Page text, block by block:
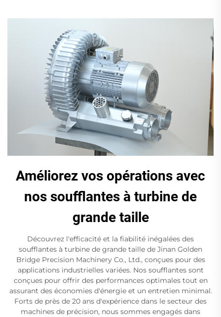
Améliorez vos opérations avec
nos soufflantes à turbine de
grande taille
Découvrez l'efficacité et la fiabilité inégalées des
soufflantes à turbine de grande taille de Jinan Golden
Bridge Precision Machinery Co., Ltd., conçues pour des
applications industrielles variées. Nos soufflantes sont
conçues pour offrir des performances optimales tout en
assurant des économies d'énergie et un entretien minimal.
Forts de près de 20 ans d'expérience dans le secteur des
machines de précision, nous sommes engagés dans